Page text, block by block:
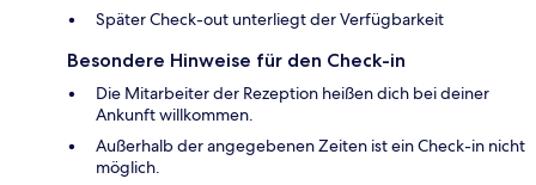
Später Check-out unterliegt der Verfügbarkeit
Besondere Hinweise für den Check-in
Die Mitarbeiter der Rezeption heißen dich bei deiner
Ankunft willkommen.
Außerhalb der angegebenen Zeiten ist ein Check-in nicht
möglich.